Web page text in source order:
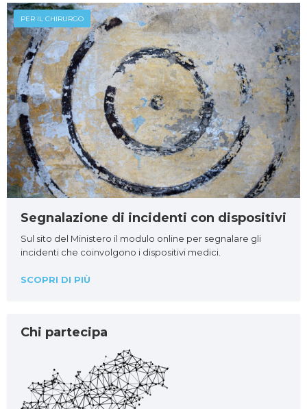
PER IL CHIRURGO
Segnalazione di incidenti con dispositivi
Sul sito del Ministero il modulo online per segnalare gli
incidenti che coinvolgono i dispositivi medici.
SCOPRI DI PIÙ
Chi partecipa